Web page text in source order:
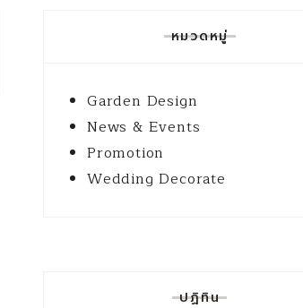
หมวดหมู่
Garden Design
News & Events
Promotion
Wedding Decorate
ปฏิทิน